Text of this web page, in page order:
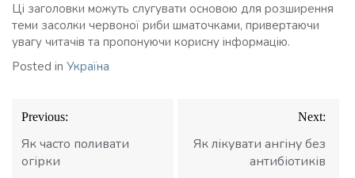
Ці заголовки можуть слугувати основою для розширення
теми засолки червоної риби шматочками, привертаючи
увагу читачів та пропонуючи корисну інформацію.
Posted in Україна
Навігація
записів
Previous:
Як часто поливати
огірки
Next:
Як лікувати ангіну без
антибіотиків